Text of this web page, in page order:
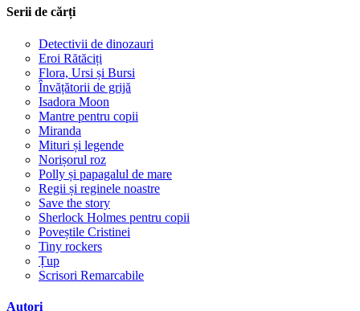
Serii de cărți
Detectivii de dinozauri
Eroi Rătăciți
Flora, Ursi și Bursi
Învățătorii de grijă
Isadora Moon
Mantre pentru copii
Miranda
Mituri și legende
Norișorul roz
Polly și papagalul de mare
Regii și reginele noastre
Save the story
Sherlock Holmes pentru copii
Poveștile Cristinei
Tiny rockers
Țup
Scrisori Remarcabile
Autori